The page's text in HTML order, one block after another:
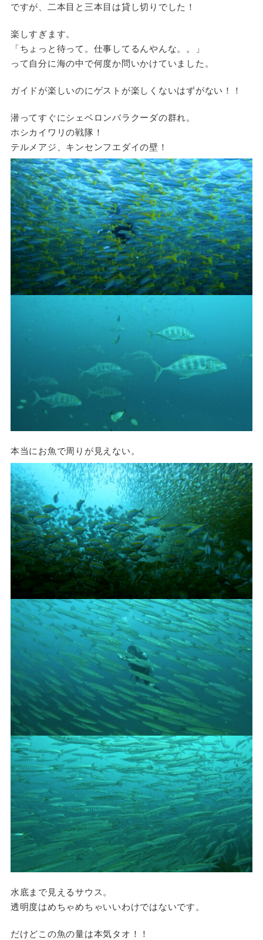
ですが、二本目と三本目は貸し切りでした！
楽しすぎます。
「ちょっと待って。仕事してるんやんな。。」
って自分に海の中で何度か問いかけていました。
ガイドが楽しいのにゲストが楽しくないはずがない！！
潜ってすぐにシェベロンバラクーダの群れ。
ホシカイワリの戦隊！
テルメアジ、キンセンフエダイの壁！
本当にお魚で周りが見えない。
水底まで見えるサウス。
透明度はめちゃめちゃいいわけではないです。
だけどこの魚の量は本気タオ！！